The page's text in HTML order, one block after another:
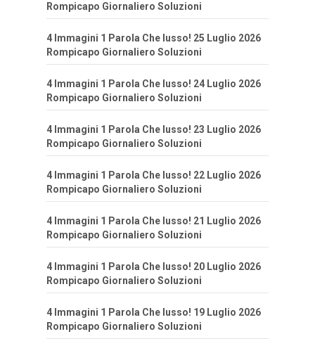
Rompicapo Giornaliero Soluzioni
4 Immagini 1 Parola Che lusso! 25 Luglio 2026
Rompicapo Giornaliero Soluzioni
4 Immagini 1 Parola Che lusso! 24 Luglio 2026
Rompicapo Giornaliero Soluzioni
4 Immagini 1 Parola Che lusso! 23 Luglio 2026
Rompicapo Giornaliero Soluzioni
4 Immagini 1 Parola Che lusso! 22 Luglio 2026
Rompicapo Giornaliero Soluzioni
4 Immagini 1 Parola Che lusso! 21 Luglio 2026
Rompicapo Giornaliero Soluzioni
4 Immagini 1 Parola Che lusso! 20 Luglio 2026
Rompicapo Giornaliero Soluzioni
4 Immagini 1 Parola Che lusso! 19 Luglio 2026
Rompicapo Giornaliero Soluzioni